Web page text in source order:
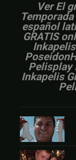
Ver El
español
GRATIS
Pelisplay
Inkapelis